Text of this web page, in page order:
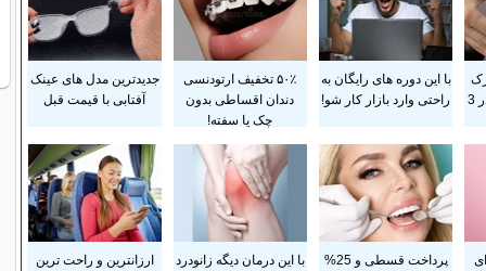
پوستی زایمان فقط در 3
با این دوره های رایگان به
راحتی وارد بازار کار شو!
۵۰٪ تخفیف ارتودنسی
دندان اقساطی بدون
چک یا سفته!
جدیدترین مدل های عینک
آفتابی با قیمت قبل
پرداخت قسطی و 25%
با این درمان دیگه زانودرد
ارزانترین و راحت ترین